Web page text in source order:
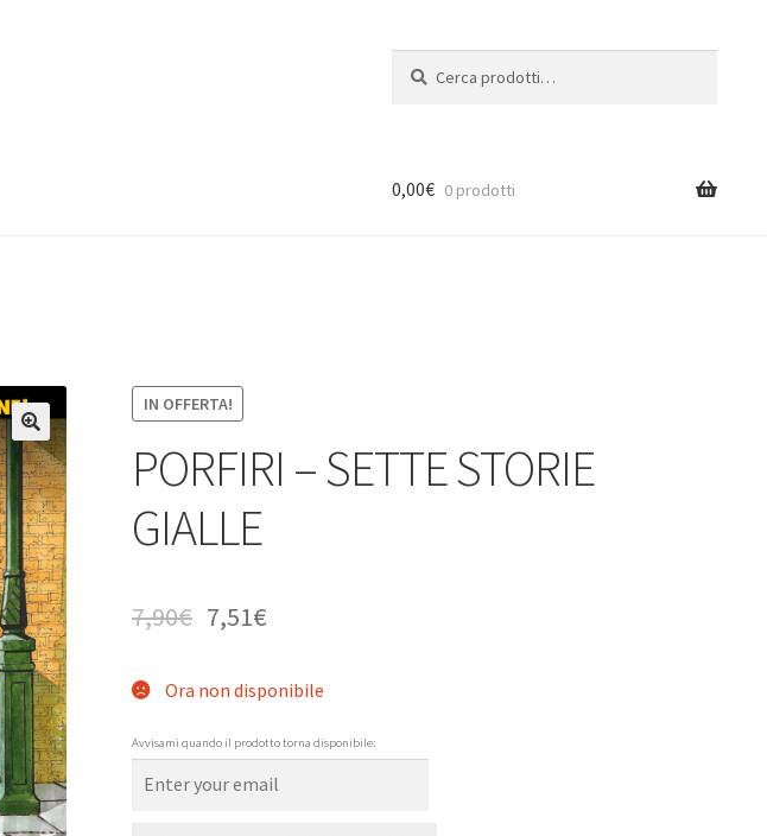
0,00€ 0 prodotti
IN OFFERTA!
PORFIRI – SETTE STORIE
GIALLE
7,90€ 7,51€
Ora non disponibile
Avvisami quando il prodotto torna disponibile: